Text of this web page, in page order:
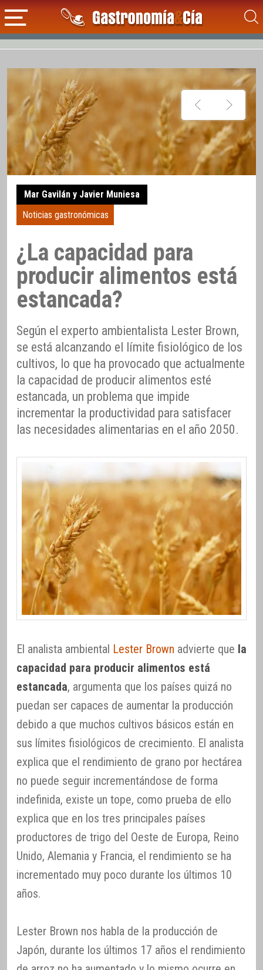
Mar Gavilán y Javier Muniesa
Noticias gastronómicas
¿La capacidad para
producir alimentos está
estancada?
Según el experto ambientalista Lester Brown,
se está alcanzando el límite fisiológico de los
cultivos, lo que ha provocado que actualmente
la capacidad de producir alimentos esté
estancada, un problema que impide
incrementar la productividad para satisfacer
las necesidades alimentarias en el año 2050.
El analista ambiental Lester Brown advierte que la
capacidad para producir alimentos está
estancada, argumenta que los países quizá no
puedan ser capaces de aumentar la producción
debido a que muchos cultivos básicos están en
sus límites fisiológicos de crecimiento. El analista
explica que el rendimiento de grano por hectárea
no puede seguir incrementándose de forma
indefinida, existe un tope, como prueba de ello
explica que en los tres principales países
productores de trigo del Oeste de Europa, Reino
Unido, Alemania y Francia, el rendimiento se ha
incrementado muy poco durante los últimos 10
años.
Lester Brown nos habla de la producción de
Japón, durante los últimos 17 años el rendimiento